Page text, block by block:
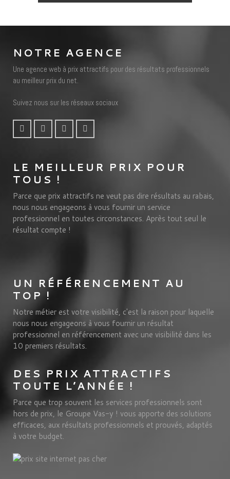
NOTRE AGENCE
Une agence web à prix attractifs pour des résultats professionnels
au meilleur prix du net.
Suivez nous sur les réseaux sociaux
LE MEILLEUR PRIX POUR
TOUS !
Parce que prix attractifs ne veut pas dire résultats au rabais,
nous nous engageons à vous fournir un service
professionnel en toutes circonstances. Après tout seul le
résultat compte !
UN RÉFÉRENCEMENT AU
TOP !
Notre métier est votre visibilité, c'est la raison pour laquelle
nous nous engageons à vous fournir un résultat
professionnel en référencement avec une visibilité dans les
10 premiers résultats.
DES PRIX ATTRACTIFS
TOUTE L’ANNÉE !
Parce que trop souvent les services professionnels sont
hors de prix, le Groupe Vas-y ! vous apporte des solutions
efficaces, aux résultats professionnels et prouvés, adaptés
à votre budget.